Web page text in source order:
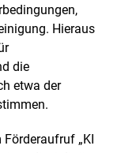
Hieraus
die
etwa der
„KI